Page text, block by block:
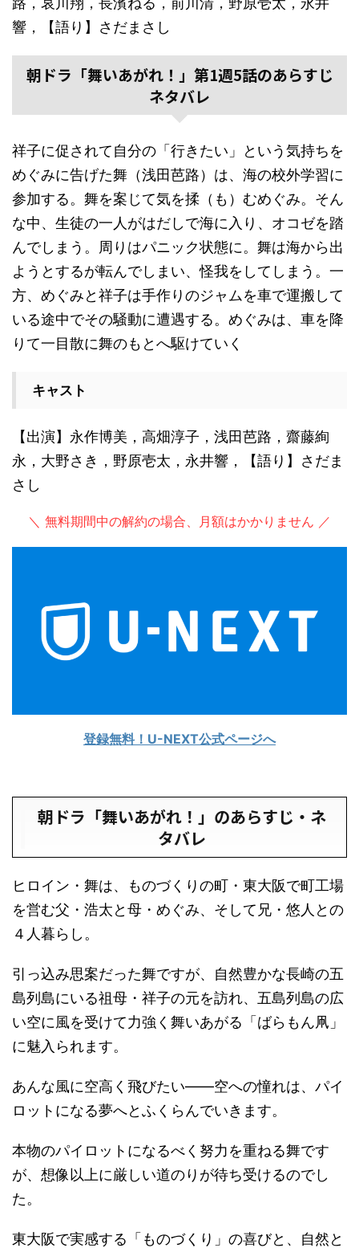
響，【語り】さだまさし
朝ドラ「舞いあがれ！」第1週5話のあらすじ
ネタバレ
祥子に促されて自分の「行きたい」という気持ちを
めぐみに告げた舞（浅田芭路）は、海の校外学習に
参加する。舞を案じて気を揉（も）むめぐみ。そん
な中、生徒の一人がはだしで海に入り、オコゼを踏
んでしまう。周りはパニック状態に。舞は海から出
ようとするが転んでしまい、怪我をしてしまう。一
方、めぐみと祥子は手作りのジャムを車で運搬して
いる途中でその騒動に遭遇する。めぐみは、車を降
りて一目散に舞のもとへ駆けていく
キャスト
【出演】永作博美，高畑淳子，浅田芭路，齋藤絢
永，大野さき，野原壱太，永井響，【語り】さだま
さし
＼ 無料期間中の解約の場合、月額はかかりません ／
登録無料！U-NEXT公式ページへ
朝ドラ「舞いあがれ！」のあらすじ・ネ
タバレ
ヒロイン・舞は、ものづくりの町・東大阪で町工場
を営む父・浩太と母・めぐみ、そして兄・悠人との
４人暮らし。
引っ込み思案だった舞ですが、自然豊かな長崎の五
島列島にいる祖母・祥子の元を訪れ、五島列島の広
い空に風を受けて力強く舞いあがる「ばらもん凧」
に魅入られます。
あんな風に空高く飛びたい――空への憧れは、パイ
ロットになる夢へとふくらんでいきます。
本物のパイロットになるべく努力を重ねる舞です
が、想像以上に厳しい道のりが待ち受けるのでし
た。
東大阪で実感する「ものづくり」の喜びと、自然と